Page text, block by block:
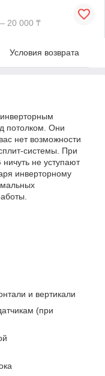
20 000 ₸
Условия возврата
потолком. Они
нет возможности
системы. При
не уступают
инверторному
и вертикали
(при